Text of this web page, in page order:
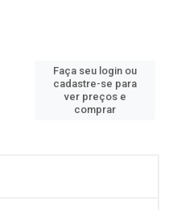
Faça seu login ou
cadastre-se para
ver preços e
comprar